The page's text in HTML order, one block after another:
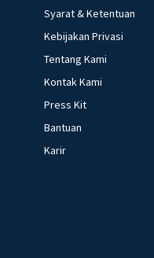
Syarat & Ketentuan
Kebijakan Privasi
Tentang Kami
Kontak Kami
Press Kit
Bantuan
Karir